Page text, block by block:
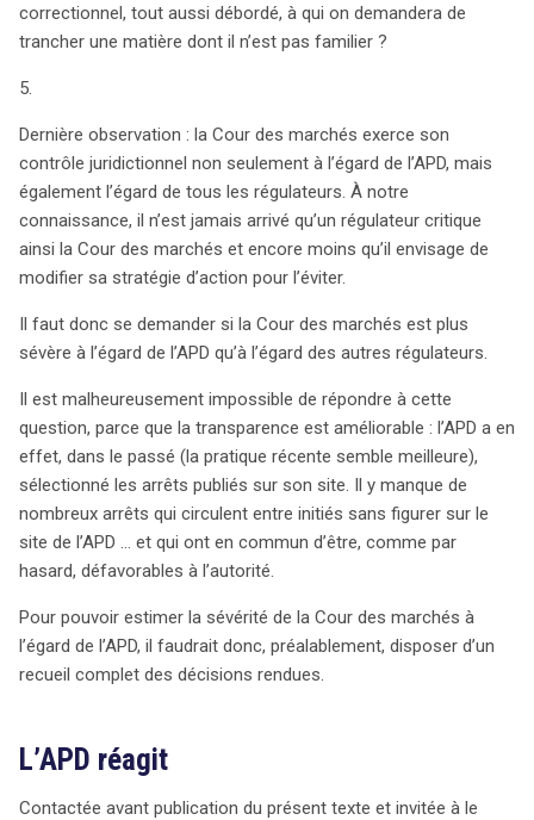
correctionnel, tout aussi débordé, à qui on demandera de
trancher une matière dont il n’est pas familier ?
5.
Dernière observation : la Cour des marchés exerce son
contrôle juridictionnel non seulement à l’égard de l’APD, mais
également l’égard de tous les régulateurs. À notre
connaissance, il n’est jamais arrivé qu’un régulateur critique
ainsi la Cour des marchés et encore moins qu’il envisage de
modifier sa stratégie d’action pour l’éviter.
Il faut donc se demander si la Cour des marchés est plus
sévère à l’égard de l’APD qu’à l’égard des autres régulateurs.
Il est malheureusement impossible de répondre à cette
question, parce que la transparence est améliorable : l’APD a en
effet, dans le passé (la pratique récente semble meilleure),
sélectionné les arrêts publiés sur son site. Il y manque de
nombreux arrêts qui circulent entre initiés sans figurer sur le
site de l’APD … et qui ont en commun d’être, comme par
hasard, défavorables à l’autorité.
Pour pouvoir estimer la sévérité de la Cour des marchés à
l’égard de l’APD, il faudrait donc, préalablement, disposer d’un
recueil complet des décisions rendues.
L’APD réagit
Contactée avant publication du présent texte et invitée à le